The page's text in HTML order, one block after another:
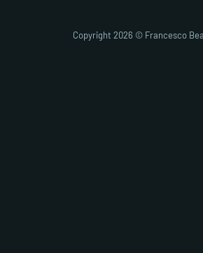
Copyright 2026 © Francesco